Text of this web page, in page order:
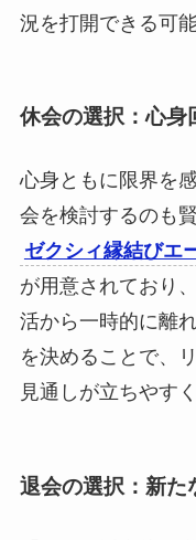
況を打開できる可
休会の選択：心身
心身ともに限界を
会を検討するのも
ゼクシィ縁結びエ
が用意されており
活から一時的に離
を決めることで、
見通しが立ちやす
退会の選択：新た